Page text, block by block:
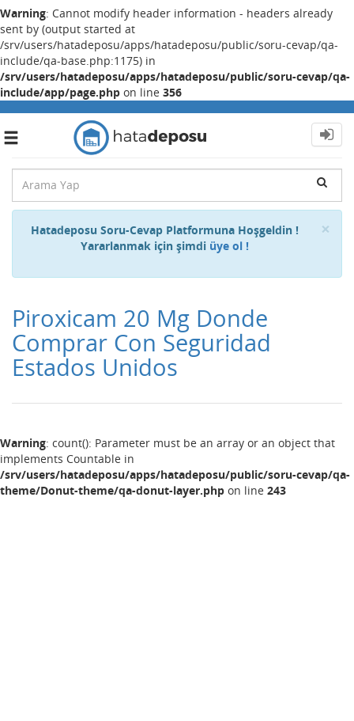
Warning: Cannot modify header information - headers already
sent by (output started at
/srv/users/hatadeposu/apps/hatadeposu/public/soru-cevap/qa-
include/qa-base.php:1175) in
/srv/users/hatadeposu/apps/hatadeposu/public/soru-cevap/qa-
include/app/page.php on line 356
Toggle
×
Hatadeposu Soru-Cevap Platformuna Hoşgeldin !
Yararlanmak için şimdi üye ol !
Piroxicam 20 Mg Donde
Comprar Con Seguridad
Estados Unidos
Warning: count(): Parameter must be an array or an object that
implements Countable in
/srv/users/hatadeposu/apps/hatadeposu/public/soru-cevap/qa-
theme/Donut-theme/qa-donut-layer.php on line 243